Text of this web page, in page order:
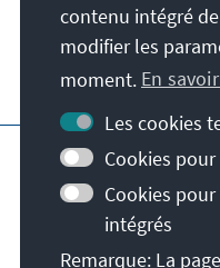
Contact
Visitez aussi
Page principale
Signaler un
contenu intégré
modifier les
moment. En
Les cookies
Cookies
Cookies
intégrés
Remarque: La